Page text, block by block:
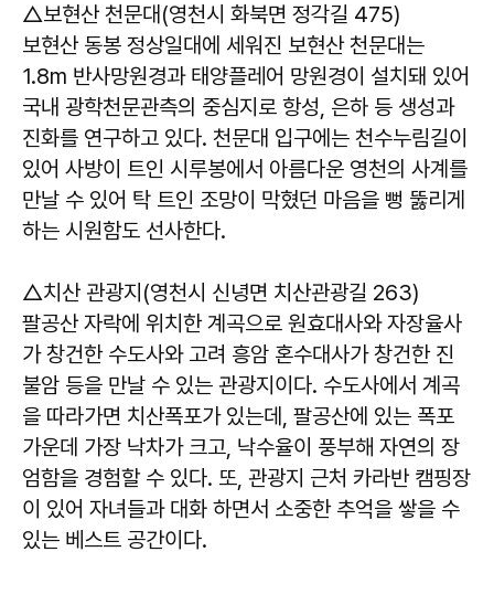
△보현산 천문대(영천시 화북면 정각길 475)
보현산 동봉 정상일대에 세워진 보현산 천문대는
1.8m 반사망원경과 태양플레어 망원경이 설치돼 있어
국내 광학천문관측의 중심지로 항성, 은하 등 생성과
진화를 연구하고 있다. 천문대 입구에는 천수누림길이
있어 사방이 트인 시루봉에서 아름다운 영천의 사계를
만날 수 있어 탁 트인 조망이 막혔던 마음을 뻥 뚫리게
하는 시원함도 선사한다.
△치산 관광지(영천시 신녕면 치산관광길 263)
팔공산 자락에 위치한 계곡으로 원효대사와 자장율사
가 창건한 수도사와 고려 흥암 혼수대사가 창건한 진
불암 등을 만날 수 있는 관광지이다. 수도사에서 계곡
을 따라가면 치산폭포가 있는데, 팔공산에 있는 폭포
가운데 가장 낙차가 크고, 낙수율이 풍부해 자연의 장
엄함을 경험할 수 있다. 또, 관광지 근처 카라반 캠핑장
이 있어 자녀들과 대화 하면서 소중한 추억을 쌓을 수
있는 베스트 공간이다.